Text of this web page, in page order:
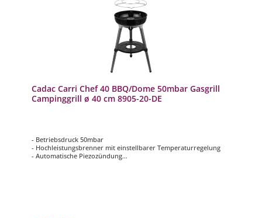
Cadac Carri Chef 40 BBQ/Dome 50mbar Gasgrill
Campinggrill ø 40 cm 8905-20-DE
- Betriebsdruck 50mbar
- Hochleistungsbrenner mit einstellbarer Temperaturregelung
- Automatische Piezozündung